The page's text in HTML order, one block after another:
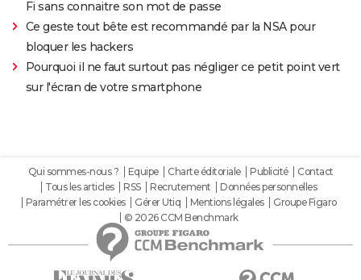
Fi sans connaitre son mot de passe
Ce geste tout bête est recommandé par la NSA pour
bloquer les hackers
Pourquoi il ne faut surtout pas négliger ce petit point vert
sur l'écran de votre smartphone
Qui sommes-nous ? Equipe Charte éditoriale Publicité
Contact
Tous les articles
RSS Recrutement
Données personnelles
Paramétrer les cookies
Gérer Utiq Mentions légales
Groupe Figaro
© 2026 CCM Benchmark